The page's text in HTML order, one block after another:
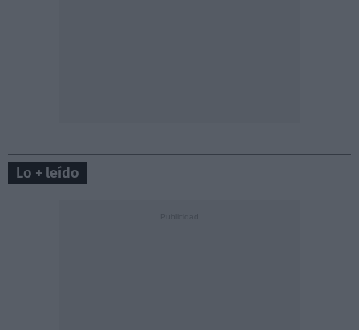
Lo + leído